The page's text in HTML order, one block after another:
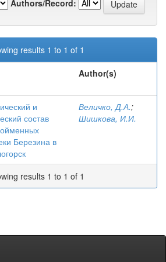
Authors/Record:
results 1 to 1 of 1
Author(s)
и
состав
Березина в
Величко, Д.А.;
Шишкова, И.И.
results 1 to 1 of 1